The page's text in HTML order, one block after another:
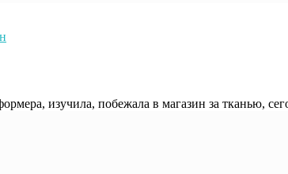
изучила, побежала в магазин за тканью,